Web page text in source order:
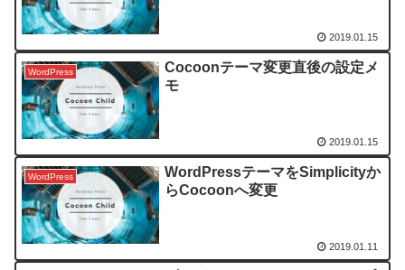
2019.01.15
WordPress
Cocoonテーマ変更直後の設定メ
モ
2019.01.15
WordPress
WordPressテーマをSimplicityか
らCocoonへ変更
2019.01.11